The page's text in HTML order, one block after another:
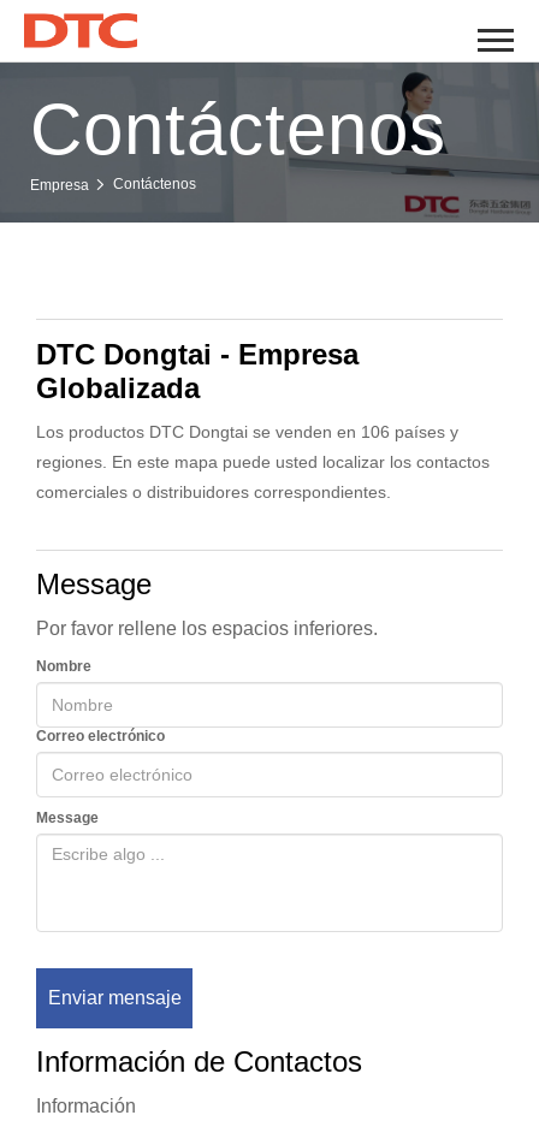
Contáctenos
Empresa Contáctenos
DTC Dongtai - Empresa
Globalizada
Los productos DTC Dongtai se venden en 106 países y
regiones. En este mapa puede usted localizar los contactos
comerciales o distribuidores correspondientes.
Message
Por favor rellene los espacios inferiores.
Nombre
Correo electrónico
Message
Enviar mensaje
Información de Contactos
Información